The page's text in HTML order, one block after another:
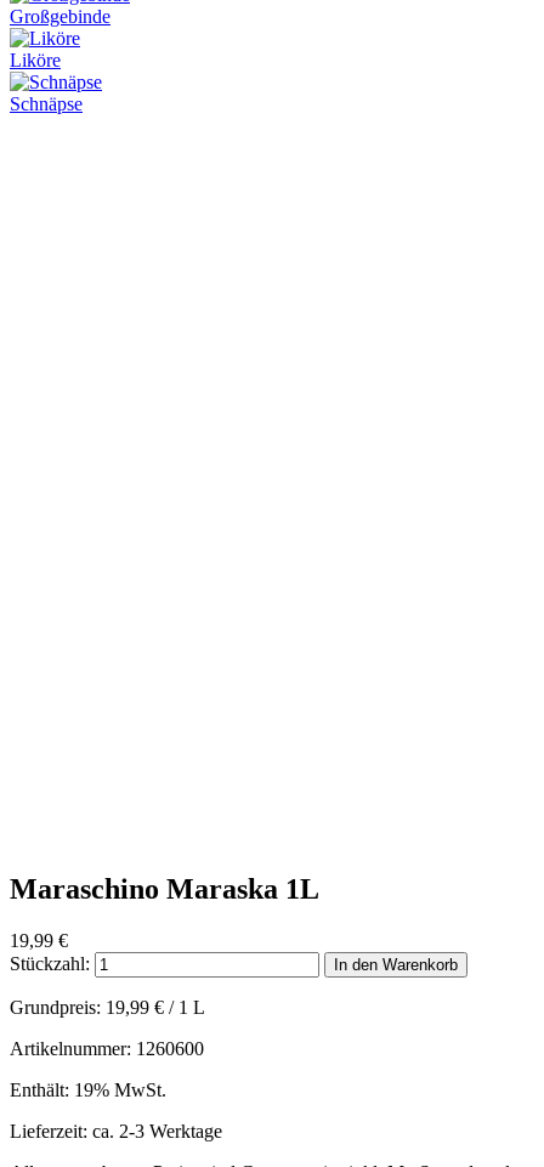
Großgebinde
Liköre
Schnäpse
Maraschino Maraska 1L
19,99 €
Stückzahl:
In den Warenkorb
Grundpreis: 19,99 € / 1 L
Artikelnummer: 1260600
Enthält: 19% MwSt.
Lieferzeit: ca. 2-3 Werktage